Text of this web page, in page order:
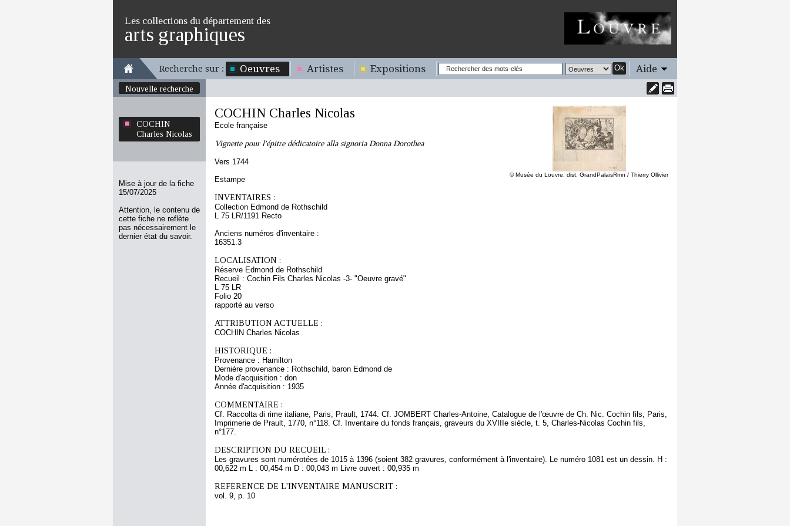
Les collections du département des
arts graphiques
Recherche sur : Oeuvres Artistes Expositions Ok Aide
Nouvelle recherche
COCHIN
Charles Nicolas
Mise à jour de la fiche
15/07/2025
Attention, le contenu de
cette fiche ne reflète
pas nécessairement le
dernier état du savoir.
© Musée du Louvre, dist. GrandPalaisRmn / Thierry Ollivier
COCHIN Charles Nicolas
Ecole française
Vignette pour l'épitre dédicatoire alla signoria Donna Dorothea
Vers 1744
Estampe
INVENTAIRES :
Collection Edmond de Rothschild
L 75 LR/1191 Recto
Anciens numéros d'inventaire :
16351.3
LOCALISATION :
Réserve Edmond de Rothschild
Recueil : Cochin Fils Charles Nicolas -3- "Oeuvre gravé"
L 75 LR
Folio 20
rapporté au verso
ATTRIBUTION ACTUELLE :
COCHIN Charles Nicolas
HISTORIQUE :
Provenance : Hamilton
Dernière provenance : Rothschild, baron Edmond de
Mode d'acquisition : don
Année d'acquisition : 1935
COMMENTAIRE :
Cf. Raccolta di rime italiane, Paris, Prault, 1744. Cf. JOMBERT Charles-Antoine, Catalogue de l'œuvre de Ch. Nic. Cochin fils, Paris,
Imprimerie de Prault, 1770, n°118. Cf. Inventaire du fonds français, graveurs du XVIIIe siècle, t. 5, Charles-Nicolas Cochin fils,
n°177.
DESCRIPTION DU RECUEIL :
Les gravures sont numérotées de 1015 à 1396 (soient 382 gravures, conformément à l'inventaire). Le numéro 1081 est un dessin. H :
00,622 m L : 00,454 m D : 00,043 m Livre ouvert : 00,935 m
REFERENCE DE L'INVENTAIRE MANUSCRIT :
vol. 9, p. 10